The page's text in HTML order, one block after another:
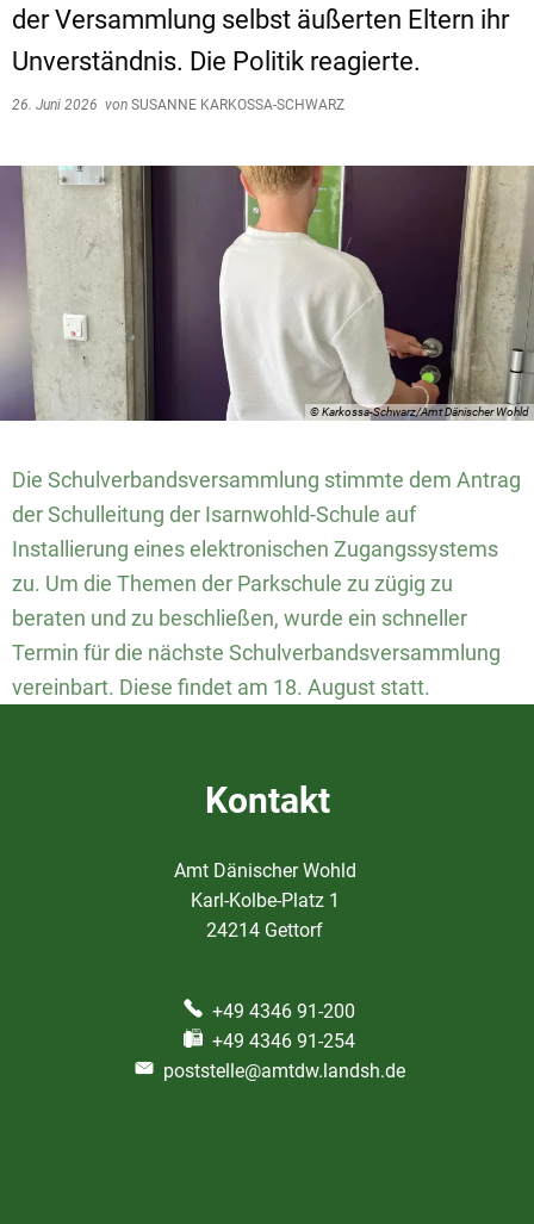
der Versammlung selbst äußerten Eltern ihr
Unverständnis. Die Politik reagierte.
26. Juni 2026 von SUSANNE KARKOSSA-SCHWARZ
© Karkossa-Schwarz/Amt Dänischer Wohld
Die Schulverbandsversammlung stimmte dem Antrag
der Schulleitung der Isarnwohld-Schule auf
Installierung eines elektronischen Zugangssystems
zu. Um die Themen der Parkschule zu zügig zu
beraten und zu beschließen, wurde ein schneller
Termin für die nächste Schulverbandsversammlung
vereinbart. Diese findet am 18. August statt.
Kontakt
Amt Dänischer Wohld
Karl-Kolbe-Platz 1
24214 Gettorf
+49 4346 91-200
+49 4346 91-254
poststelle@amtdw.landsh.de